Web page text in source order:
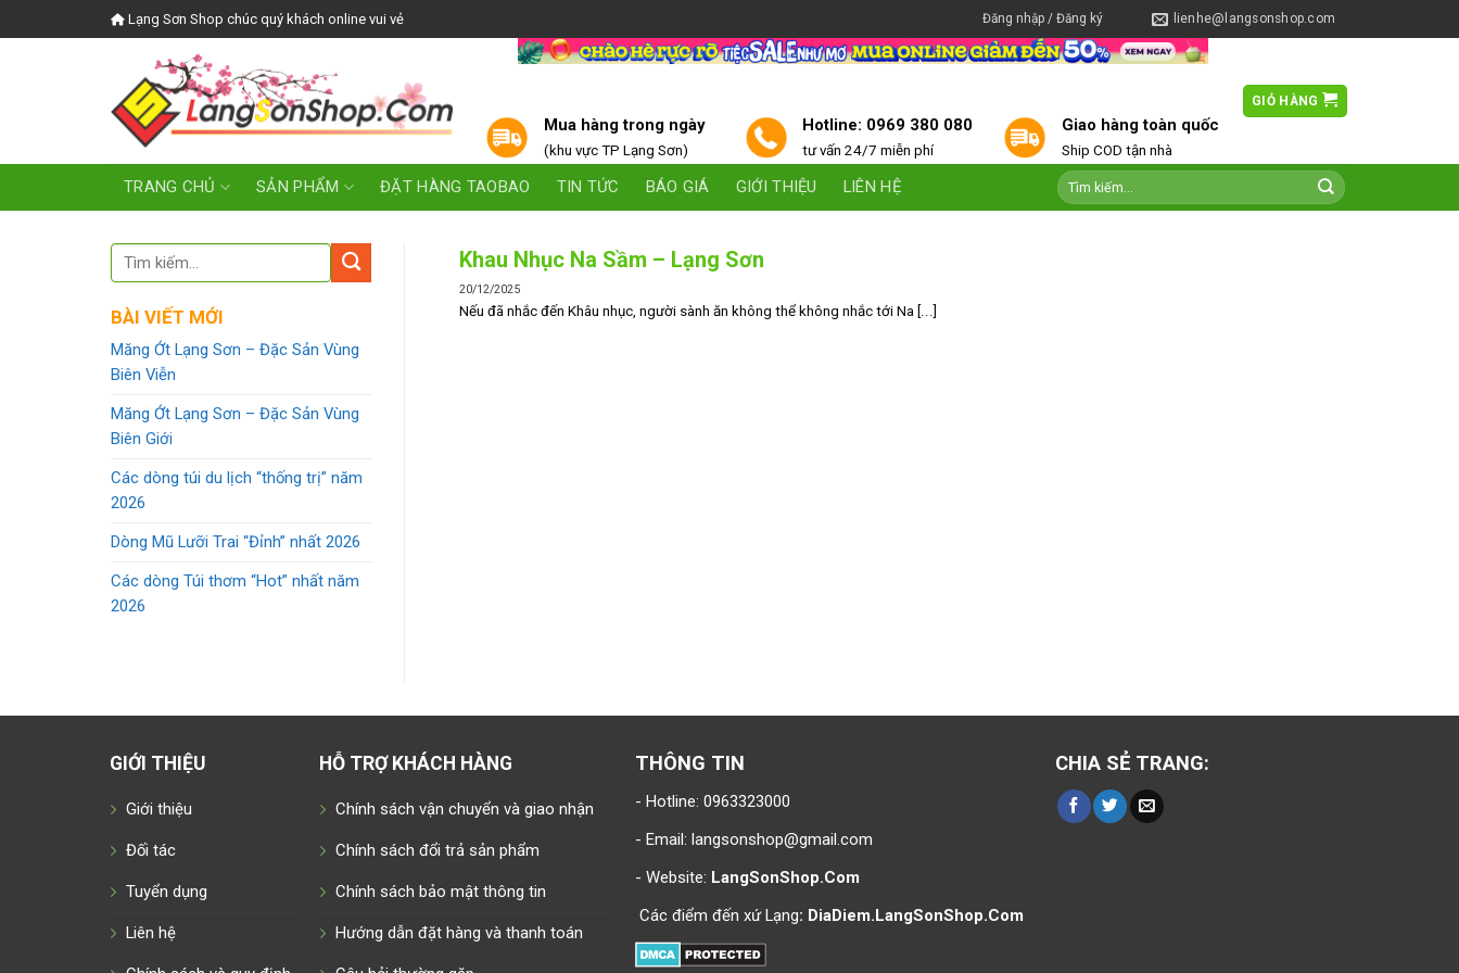
to
Lạng Sơn Shop chúc quý khách online vui vẻ Đăng nhập / Đăng ký lienhe@langsonshop.com
Mua hàng trong ngày
(khu vực TP Lạng Sơn)
Hotline: 0969 380 080
tư vấn 24/7 miễn phí
Giao hàng toàn quốc
Ship COD tận nhà
GIỎ HÀNG
TRANG CHỦ SẢN PHẨM ĐẶT HÀNG TAOBAO TIN TỨC BÁO GIÁ GIỚI THIỆU LIÊN HỆ
BÀI VIẾT MỚI
Măng Ớt Lạng Sơn – Đặc Sản Vùng
Biên Viễn
Măng Ớt Lạng Sơn – Đặc Sản Vùng
Biên Giới
Các dòng túi du lịch “thống trị” năm
2026
Dòng Mũ Lưỡi Trai “Đỉnh” nhất 2026
Các dòng Túi thơm “Hot” nhất năm
2026
Khau Nhục Na Sầm – Lạng Sơn
20/12/2025
Nếu đã nhắc đến Khâu nhục, người sành ăn không thể không nhắc tới Na [...]
GIỚI THIỆU
Giới thiệu
Đối tác
Tuyển dụng
Liên hệ
HỖ TRỢ KHÁCH HÀNG
Chính sách vận chuyển và giao nhận
Chính sách đổi trả sản phẩm
Chính sách bảo mật thông tin
Hướng dẫn đặt hàng và thanh toán
THÔNG TIN
- Hotline: 0963323000
- Email: langsonshop@gmail.com
- Website: LangSonShop.Com
Các điểm đến xứ Lạng: DiaDiem.LangSonShop.Com
CHIA SẺ TRANG: